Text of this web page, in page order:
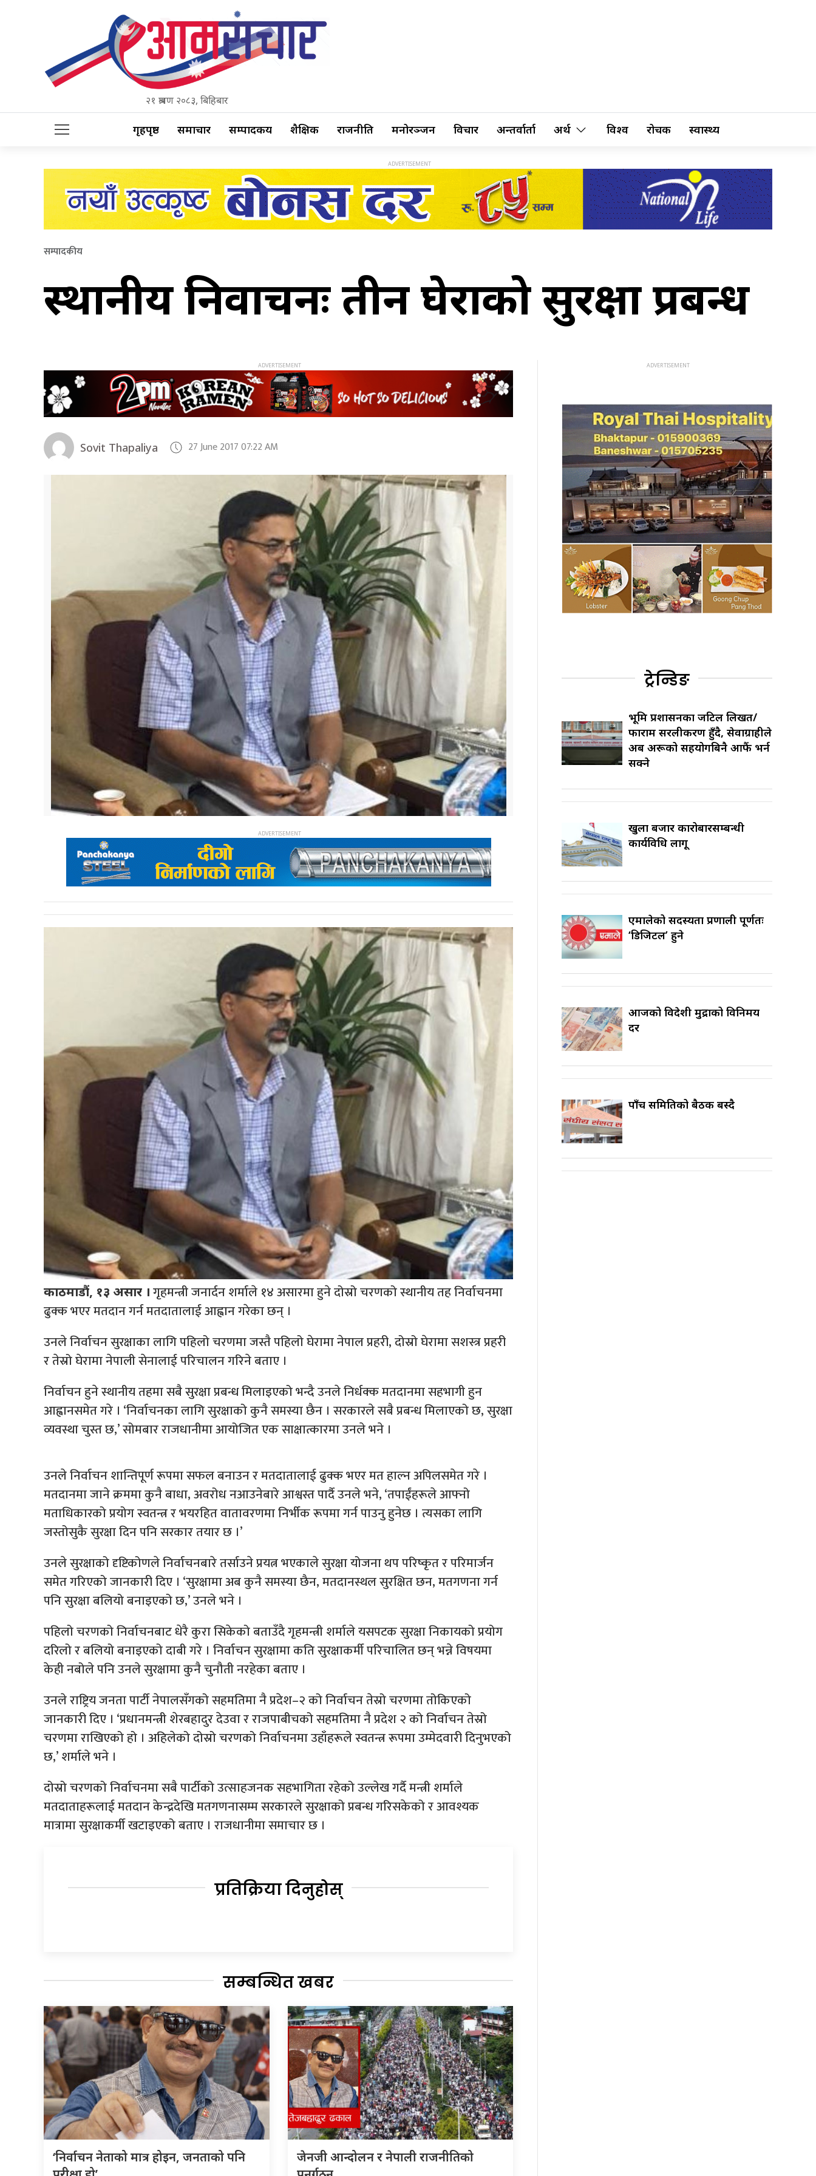
२१ श्रावण २०८३, बिहिबार
गृहपृष्ठ समाचार सम्पादकीय शैक्षिक राजनीति मनोरञ्जन विचार अन्तर्वार्ता अर्थ विश्व रोचक स्वास्थ्य
सम्पादकीय
स्थानीय निर्वाचनः तीन घेराको सुरक्षा प्रबन्ध
Sovit Thapaliya 27 June 2017 07:22 AM
काठमाडौं, १३ असार । गृहमन्त्री जनार्दन शर्माले १४ असारमा हुने दोस्रो चरणको स्थानीय तह निर्वाचनमा
ढुक्क भएर मतदान गर्न मतदातालाई आह्वान गरेका छन् ।
उनले निर्वाचन सुरक्षाका लागि पहिलो चरणमा जस्तै पहिलो घेरामा नेपाल प्रहरी, दोस्रो घेरामा सशस्त्र प्रहरी
र तेस्रो घेरामा नेपाली सेनालाई परिचालन गरिने बताए ।
निर्वाचन हुने स्थानीय तहमा सबै सुरक्षा प्रबन्ध मिलाइएको भन्दै उनले निर्धक्क मतदानमा सहभागी हुन
आह्वानसमेत गरे । ‘निर्वाचनका लागि सुरक्षाको कुनै समस्या छैन । सरकारले सबै प्रबन्ध मिलाएको छ, सुरक्षा
व्यवस्था चुस्त छ,’ सोमबार राजधानीमा आयोजित एक साक्षात्कारमा उनले भने ।
उनले निर्वाचन शान्तिपूर्ण रूपमा सफल बनाउन र मतदातालाई ढुक्क भएर मत हाल्न अपिलसमेत गरे ।
मतदानमा जाने क्रममा कुनै बाधा, अवरोध नआउनेबारे आश्वस्त पार्दै उनले भने, ‘तपाईंहरूले आफ्नो
मताधिकारको प्रयोग स्वतन्त्र र भयरहित वातावरणमा निर्भीक रूपमा गर्न पाउनु हुनेछ । त्यसका लागि
जस्तोसुकै सुरक्षा दिन पनि सरकार तयार छ ।’
उनले सुरक्षाको दृष्टिकोणले निर्वाचनबारे तर्साउने प्रयत्न भएकाले सुरक्षा योजना थप परिष्कृत र परिमार्जन
समेत गरिएको जानकारी दिए । ‘सुरक्षामा अब कुनै समस्या छैन, मतदानस्थल सुरक्षित छन, मतगणना गर्न
पनि सुरक्षा बलियो बनाइएको छ,’ उनले भने ।
पहिलो चरणको निर्वाचनबाट धेरै कुरा सिकेको बताउँदै गृहमन्त्री शर्माले यसपटक सुरक्षा निकायको प्रयोग
दरिलो र बलियो बनाइएको दाबी गरे । निर्वाचन सुरक्षामा कति सुरक्षाकर्मी परिचालित छन् भन्ने विषयमा
केही नबोले पनि उनले सुरक्षामा कुनै चुनौती नरहेका बताए ।
उनले राष्ट्रिय जनता पार्टी नेपालसँगको सहमतिमा नै प्रदेश–२ को निर्वाचन तेस्रो चरणमा तोकिएको
जानकारी दिए । ‘प्रधानमन्त्री शेरबहादुर देउवा र राजपाबीचको सहमतिमा नै प्रदेश २ को निर्वाचन तेस्रो
चरणमा राखिएको हो । अहिलेको दोस्रो चरणको निर्वाचनमा उहाँहरूले स्वतन्त्र रूपमा उम्मेदवारी दिनुभएको
छ,’ शर्माले भने ।
दोस्रो चरणको निर्वाचनमा सबै पार्टीको उत्साहजनक सहभागिता रहेको उल्लेख गर्दै मन्त्री शर्माले
मतदाताहरूलाई मतदान केन्द्रदेखि मतगणनासम्म सरकारले सुरक्षाको प्रबन्ध गरिसकेको र आवश्यक
मात्रामा सुरक्षाकर्मी खटाइएको बताए । राजधानीमा समाचार छ ।
प्रतिक्रिया दिनुहोस्
सम्बन्धित खबर
‘निर्वाचन नेताको मात्र होइन, जनताको पनि
जेनजी आन्दोलन र नेपाली राजनीतिको
ट्रेन्डिङ
भूमि प्रशासनका जटिल लिखत/
फाराम सरलीकरण हुँदै, सेवाग्राहीले
अब अरूको सहयोगबिनै आफैं भर्न
सक्ने
खुला बजार कारोबारसम्बन्धी
कार्यविधि लागू
एमालेको सदस्यता प्रणाली पूर्णतः
‘डिजिटल’ हुने
आजको विदेशी मुद्राको विनिमय
दर
पाँच समितिको बैठक बस्दै